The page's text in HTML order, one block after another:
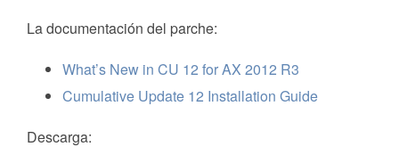
La documentación del parche:
What’s New in CU 12 for AX 2012 R3
Cumulative Update 12 Installation Guide
Descarga: